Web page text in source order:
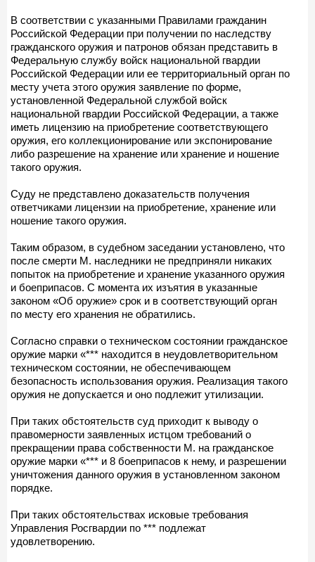
В соответствии с указанными Правилами гражданин
Российской Федерации при получении по наследству
гражданского оружия и патронов обязан представить в
Федеральную службу войск национальной гвардии
Российской Федерации или ее территориальный орган по
месту учета этого оружия заявление по форме,
установленной Федеральной службой войск
национальной гвардии Российской Федерации, а также
иметь лицензию на приобретение соответствующего
оружия, его коллекционирование или экспонирование
либо разрешение на хранение или хранение и ношение
такого оружия.
Суду не представлено доказательств получения
ответчиками лицензии на приобретение, хранение или
ношение такого оружия.
Таким образом, в судебном заседании установлено, что
после смерти М. наследники не предприняли никаких
попыток на приобретение и хранение указанного оружия
и боеприпасов. С момента их изъятия в указанные
законом «Об оружие» срок и в соответствующий орган
по месту его хранения не обратились.
Согласно справки о техническом состоянии гражданское
оружие марки «*** находится в неудовлетворительном
техническом состоянии, не обеспечивающем
безопасность использования оружия. Реализация такого
оружия не допускается и оно подлежит утилизации.
При таких обстоятельств суд приходит к выводу о
правомерности заявленных истцом требований о
прекращении права собственности М. на гражданское
оружие марки «*** и 8 боеприпасов к нему, и разрешении
уничтожения данного оружия в установленном законом
порядке.
При таких обстоятельствах исковые требования
Управления Росгвардии по *** подлежат
удовлетворению.